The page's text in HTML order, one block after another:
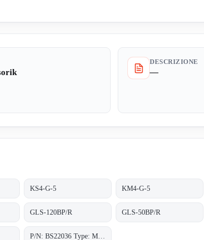
DESCRIZIONE
—
KS4-G-5 KM4-G-5
GLS-120BP/R GLS-50BP/R